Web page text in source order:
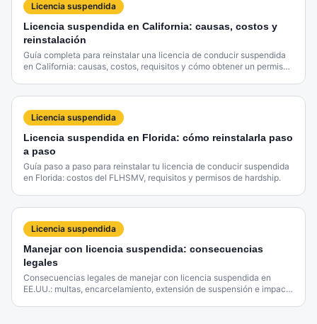
Licencia suspendida
Licencia suspendida en California: causas, costos y
reinstalación
Guía completa para reinstalar una licencia de conducir suspendida
en California: causas, costos, requisitos y cómo obtener un permiso
Licencia suspendida
Licencia suspendida en Florida: cómo reinstalarla paso
a paso
Guía paso a paso para reinstalar tu licencia de conducir suspendida
en Florida: costos del FLHSMV, requisitos y permisos de hardship.
Licencia suspendida
Manejar con licencia suspendida: consecuencias
legales
Consecuencias legales de manejar con licencia suspendida en
EE.UU.: multas, encarcelamiento, extensión de suspensión e impacto